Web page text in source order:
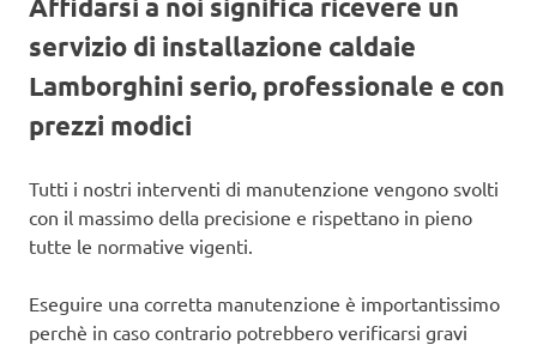
servizio di installazione caldaie
Lamborghini serio, professionale e con
prezzi modici
Tutti i nostri interventi di manutenzione vengono svolti
con il massimo della precisione e rispettano in pieno
tutte le normative vigenti.
Eseguire una corretta manutenzione è importantissimo
perchè in caso contrario potrebbero verificarsi gravi